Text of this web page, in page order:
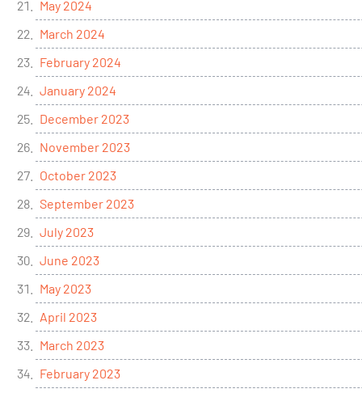
May 2024
March 2024
February 2024
January 2024
December 2023
November 2023
October 2023
September 2023
July 2023
June 2023
May 2023
April 2023
March 2023
February 2023